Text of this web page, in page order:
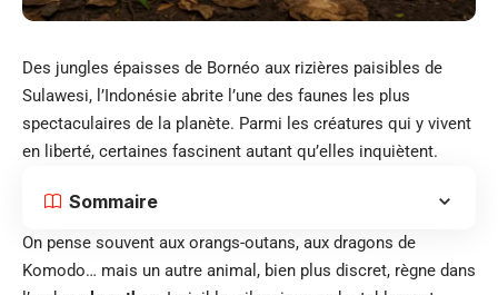
Des jungles épaisses de Bornéo aux rizières paisibles de
Sulawesi, l’Indonésie abrite l’une des faunes les plus
spectaculaires de la planète. Parmi les créatures qui y vivent
en liberté, certaines fascinent autant qu’elles inquiètent.
Sommaire
On pense souvent aux orangs-outans, aux dragons de
Komodo… mais un autre animal, bien plus discret, règne dans